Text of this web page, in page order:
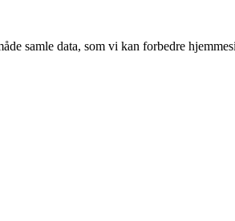
samle data, som vi kan forbedre